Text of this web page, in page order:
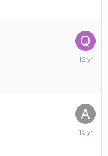
January